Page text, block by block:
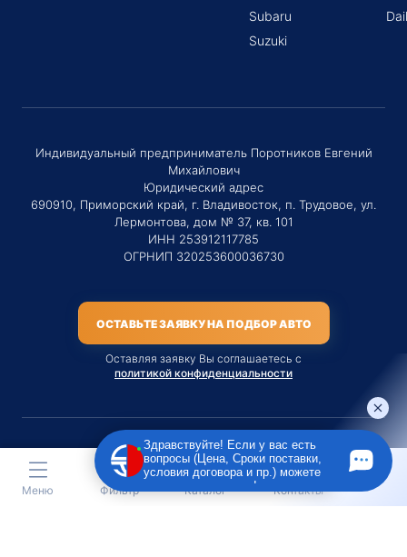
Subaru
Suzuki
Индивидуальный предприниматель Поротников Евгений
Михайлович
Юридический адрес
690910, Приморский край, г. Владивосток, п. Трудовое, ул.
Лермонтова, дом № 37, кв. 101
ИНН 253912117785
ОГРНИП 320253600036730
ОСТАВЬТЕ ЗАЯВКУ НА ПОДБОР АВТО
Оставляя заявку Вы соглашаетесь с
политикой конфиденциальности
Материалы данного сайта являются публичной офертой
только на услугу сопровождения Агентом приобретения
транспортного средства Клиентом.
Меню Фильтр Каталог Контакты
Здравствуйте! Если у вас есть
вопросы (Цена, Сроки поставки,
условия договора и пр.) можете
задать их мне в чат!